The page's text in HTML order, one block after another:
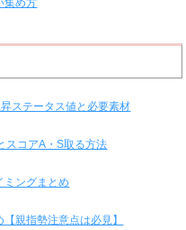
集め方
ステータス値と必要素材
スコアA・S取る方法
ミングまとめ
親指勢注意点は必見】